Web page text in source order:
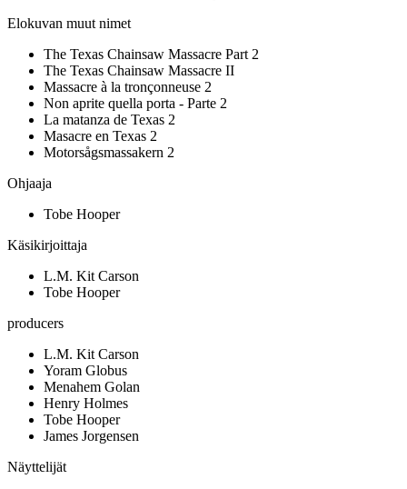
Elokuvan muut nimet
The Texas Chainsaw Massacre Part 2
The Texas Chainsaw Massacre II
Massacre à la tronçonneuse 2
Non aprite quella porta - Parte 2
La matanza de Texas 2
Masacre en Texas 2
Motorsågsmassakern 2
Ohjaaja
Tobe Hooper
Käsikirjoittaja
L.M. Kit Carson
Tobe Hooper
producers
L.M. Kit Carson
Yoram Globus
Menahem Golan
Henry Holmes
Tobe Hooper
James Jorgensen
Näyttelijät